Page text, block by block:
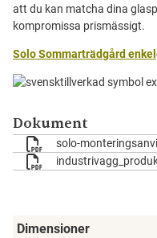
att du kan matcha dina
kompromissa prismässigt.
Solo Sommarträdgård
Dokument
solo-
Dimensioner